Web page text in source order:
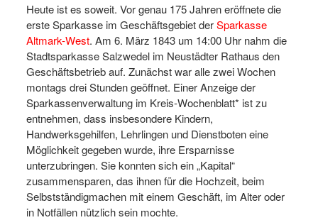
Heute ist es soweit. Vor genau 175 Jahren eröffnete die
erste Sparkasse im Geschäftsgebiet derSparkasse
Altmark-West. Am 6. März 1843 um 14:00 Uhr nahm die
Stadtsparkasse Salzwedel im Neustädter Rathaus den
Geschäftsbetrieb auf. Zunächst war alle zwei Wochen
montags drei Stunden geöffnet. Einer Anzeige der
Sparkassenverwaltung im Kreis-Wochenblatt* ist zu
entnehmen, dass insbesondere Kindern,
Handwerksgehilfen, Lehrlingen und Dienstboten eine
Möglichkeit gegeben wurde, ihre Ersparnisse
unterzubringen. Sie konnten sich ein „Kapital“
zusammensparen, das ihnen für die Hochzeit, beim
Selbstständigmachen mit einem Geschäft, im Alter oder
in Notfällen nützlich sein mochte.